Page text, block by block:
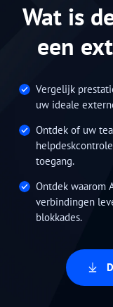
Wat is
een
Vergelijk
uw ideale
Ontdek of uw
toegang.
Ontdek waarom
verbindingen
blokkades.